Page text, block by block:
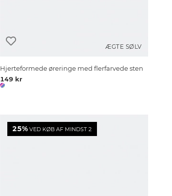
ÆGTE SØLV
Hjerteformede øreringe med flerfarvede sten
149 kr
25% VED KØB AF MINDST 2